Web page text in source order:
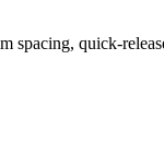
spacing, quick-